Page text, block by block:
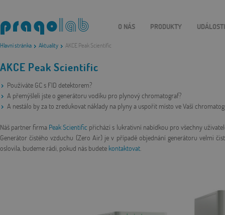
Hlavní stránka Aktuality AKCE Peak Scientific
O NÁS PRODUKTY UDÁLOSTI
AKCE Peak Scientific
Používáte GC s FID detektorem?
A přemýšleli jste o generátoru vodíku pro plynový chromatograf?
A nestálo by za to zredukovat náklady na plyny a uspořit místo ve Vaší
Náš partner firma Peak Scientific přichází s lukrativní nabídkou pro všechny
Generátor čistého vzduchu (Zero Air) je v případě objednání generátoru velmi
oslovila, budeme rádi, pokud nás budete kontaktovat